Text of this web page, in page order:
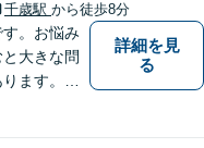
千歳駅 から徒歩8分
。お悩み
大きな問
ます。ぜ
詳細を見
る